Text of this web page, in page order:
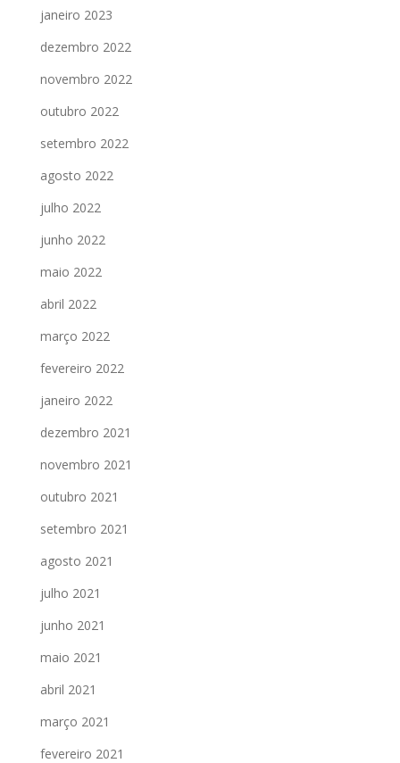
janeiro 2023
dezembro 2022
novembro 2022
outubro 2022
setembro 2022
agosto 2022
julho 2022
junho 2022
maio 2022
abril 2022
março 2022
fevereiro 2022
janeiro 2022
dezembro 2021
novembro 2021
outubro 2021
setembro 2021
agosto 2021
julho 2021
junho 2021
maio 2021
abril 2021
março 2021
fevereiro 2021